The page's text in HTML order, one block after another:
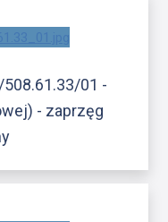
508.61.33/01 -
- zaprzęg